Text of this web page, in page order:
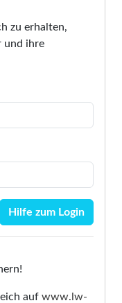
zu erhalten,
und ihre
Hilfe zum Login
aufwww.lw-